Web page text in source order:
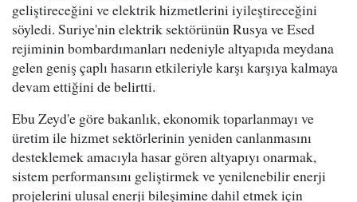
geliştireceğini ve elektrik hizmetlerini iyileştireceğini
söyledi. Suriye'nin elektrik sektörünün Rusya ve Esed
rejiminin bombardımanları nedeniyle altyapıda meydana
gelen geniş çaplı hasarın etkileriyle karşı karşıya kalmaya
devam ettiğini de belirtti.
Ebu Zeyd'e göre bakanlık, ekonomik toparlanmayı ve
üretim ile hizmet sektörlerinin yeniden canlanmasını
desteklemek amacıyla hasar gören altyapıyı onarmak,
sistem performansını geliştirmek ve yenilenebilir enerji
projelerini ulusal enerji bileşimine dahil etmek için